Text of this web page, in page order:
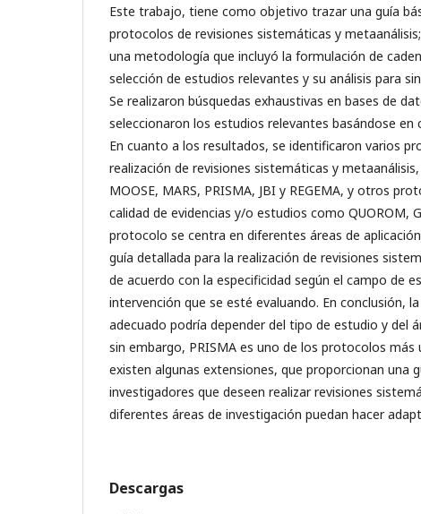
Este trabajo, tiene como objetivo trazar una guía
protocolos de revisiones sistemáticas y
una metodología que incluyó la formulación de
selección de estudios relevantes y su análisis para
Se realizaron búsquedas exhaustivas en bases de
seleccionaron los estudios relevantes basándose en
En cuanto a los resultados, se identificaron varios
realización de revisiones sistemáticas y metaanálisis,
MOOSE, MARS, PRISMA, JBI y REGEMA, y otros
calidad de evidencias y/o estudios como QUOROM,
protocolo se centra en diferentes áreas de
guía detallada para la realización de revisiones
de acuerdo con la especificidad según el campo de
intervención que se esté evaluando. En conclusión,
adecuado podría depender del tipo de estudio y del
sin embargo, PRISMA es uno de los protocolos más
existen algunas extensiones, que proporcionan una
investigadores que deseen realizar revisiones
diferentes áreas de investigación puedan hacer
Descargas